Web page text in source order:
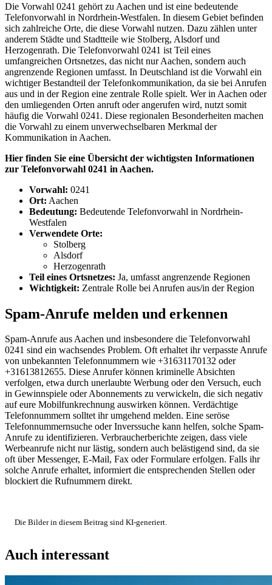
Die Vorwahl 0241 gehört zu Aachen und ist eine bedeutende
Telefonvorwahl in Nordrhein-Westfalen. In diesem Gebiet befinden
sich zahlreiche Orte, die diese Vorwahl nutzen. Dazu zählen unter
anderem Städte und Stadtteile wie Stolberg, Alsdorf und
Herzogenrath. Die Telefonvorwahl 0241 ist Teil eines
umfangreichen Ortsnetzes, das nicht nur Aachen, sondern auch
angrenzende Regionen umfasst. In Deutschland ist die Vorwahl ein
wichtiger Bestandteil der Telefonkommunikation, da sie bei Anrufen
aus und in der Region eine zentrale Rolle spielt. Wer in Aachen oder
den umliegenden Orten anruft oder angerufen wird, nutzt somit
häufig die Vorwahl 0241. Diese regionalen Besonderheiten machen
die Vorwahl zu einem unverwechselbaren Merkmal der
Kommunikation in Aachen.
Hier finden Sie eine Übersicht der wichtigsten Informationen
zur Telefonvorwahl 0241 in Aachen.
Vorwahl: 0241
Ort: Aachen
Bedeutung: Bedeutende Telefonvorwahl in Nordrhein-
Westfalen
Verwendete Orte:
Stolberg
Alsdorf
Herzogenrath
Teil eines Ortsnetzes: Ja, umfasst angrenzende Regionen
Wichtigkeit: Zentrale Rolle bei Anrufen aus/in der Region
Spam-Anrufe melden und erkennen
Spam-Anrufe aus Aachen und insbesondere die Telefonvorwahl
0241 sind ein wachsendes Problem. Oft erhaltet ihr verpasste Anrufe
von unbekannten Telefonnummern wie +31631170132 oder
+31613812655. Diese Anrufer können kriminelle Absichten
verfolgen, etwa durch unerlaubte Werbung oder den Versuch, euch
in Gewinnspiele oder Abonnements zu verwickeln, die sich negativ
auf eure Mobilfunkrechnung auswirken können. Verdächtige
Telefonnummern solltet ihr umgehend melden. Eine seröse
Telefonnummernsuche oder Inverssuche kann helfen, solche Spam-
Anrufe zu identifizieren. Verbraucherberichte zeigen, dass viele
Werbeanrufe nicht nur lästig, sondern auch belästigend sind, da sie
oft über Messenger, E-Mail, Fax oder Formulare erfolgen. Falls ihr
solche Anrufe erhaltet, informiert die entsprechenden Stellen oder
blockiert die Rufnummern direkt.
Die Bilder in diesem Beitrag sind KI-generiert.
Auch interessant